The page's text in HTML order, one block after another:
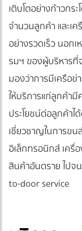
เติบโตอย่างก้าวก
จำนวนลูกค้า และเ
อย่างรวดเร็ว นอก
รมฯ ของผู้บริหารที่
มองว่าการมีเครือข่
ให้บริการแก่ลูกค้ามี
ประโยชน์ต่อลูกค้า
เชี่ยวชาญในการข
อิเล็กทรอนิกส์ เครื่
สินค้าอันตราย ไปจ
to-door service